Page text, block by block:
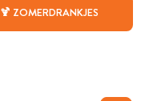
🍹 ZOMERDRANKJES